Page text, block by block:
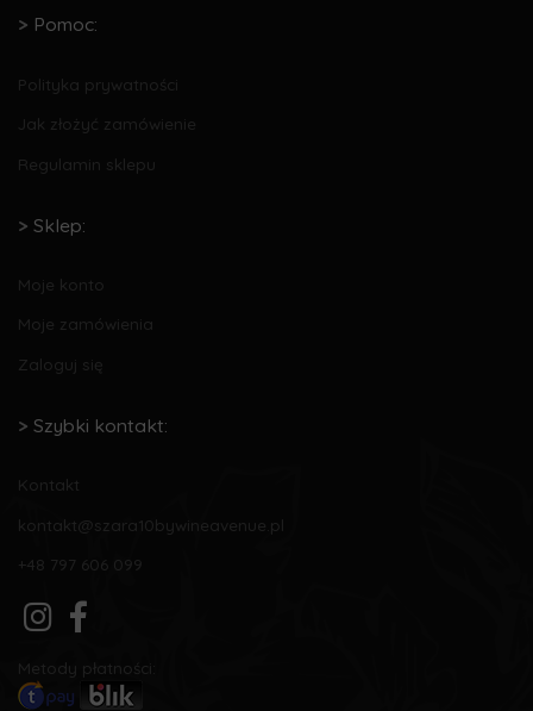
Pomoc:
Polityka prywatności
Jak złożyć zamówienie
Regulamin sklepu
Sklep:
Moje konto
Moje zamówienia
Zaloguj się
Szybki kontakt:
Kontakt
kontakt@szara10bywineavenue.pl
+48 797 606 099
Metody płatności: